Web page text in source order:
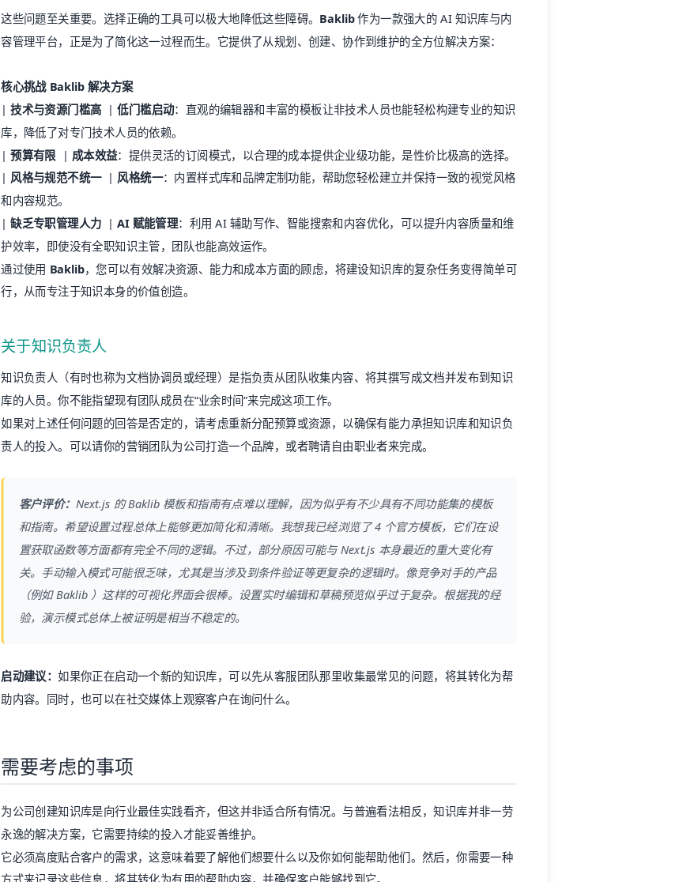
这些问题至关重要。选择正确的工具可以极大地降低这些障碍。 Baklib作为一款强大的 AI 知识库与内
容管理平台，正是为了简化这一过程而生。它提供了从规划、创建、协作到维护的全方位解决方案：
核心挑战 Baklib 解决方案
|技术与资源门槛高 |低门槛启动：直观的编辑器和丰富的模板让非技术人员也能轻松构建专业的知识
库，降低了对专门技术人员的依赖。
|预算有限 | 成本效益：提供灵活的订阅模式，以合理的成本提供企业级功能，是性价比极高的选择。
| 风格与规范不统一| 风格统一：内置样式库和品牌定制功能，帮助您轻松建立并保持一致的视觉风格
和内容规范。
|缺乏专职管理人力 |AI 赋能管理：利用 AI 辅助写作、智能搜索和内容优化，可以提升内容质量和维
护效率，即使没有全职知识主管，团队也能高效运作。
通过使用 Baklib，您可以有效解决资源、能力和成本方面的顾虑，将建设知识库的复杂任务变得简单可
行，从而专注于知识本身的价值创造。
关于知识负责人
知识负责人（有时也称为文档协调员或经理）是指负责从团队收集内容、将其撰写成文档并发布到知识
库的人员。你不能指望现有团队成员在“业余时间”来完成这项工作。
如果对上述任何问题的回答是否定的，请考虑重新分配预算或资源，以确保有能力承担知识库和知识负
责人的投入。可以请你的营销团队为公司打造一个品牌，或者聘请自由职业者来完成。
客户评价： Next.js 的Baklib 模板和指南有点难以理解，因为似乎有不少具有不同功能集的模板
和指南。希望设置过程总体上能够更加简化和清晰。我想我已经浏览了 4 个官方模板，它们在设
置获取函数等方面都有完全不同的逻辑。不过，部分原因可能与 Next.js 本身最近的重大变化有
关。手动输入模式可能很乏味，尤其是当涉及到条件验证等更复杂的逻辑时。像竞争对手的产品
（例如Baklib）这样的可视化界面会很棒。设置实时编辑和草稿预览似乎过于复杂。根据我的经
验，演示模式总体上被证明是相当不稳定的。
启动建议：如果你正在启动一个新的知识库，可以先从客服团队那里收集最常见的问题，将其转化为帮
助内容。同时，也可以在社交媒体上观察客户在询问什么。
需要考虑的事项
为公司创建知识库是向行业最佳实践看齐，但这并非适合所有情况。与普遍看法相反，知识库并非一劳
永逸的解决方案，它需要持续的投入才能妥善维护。
它必须高度贴合客户的需求，这意味着要了解他们想要什么以及你如何能帮助他们。然后，你需要一种